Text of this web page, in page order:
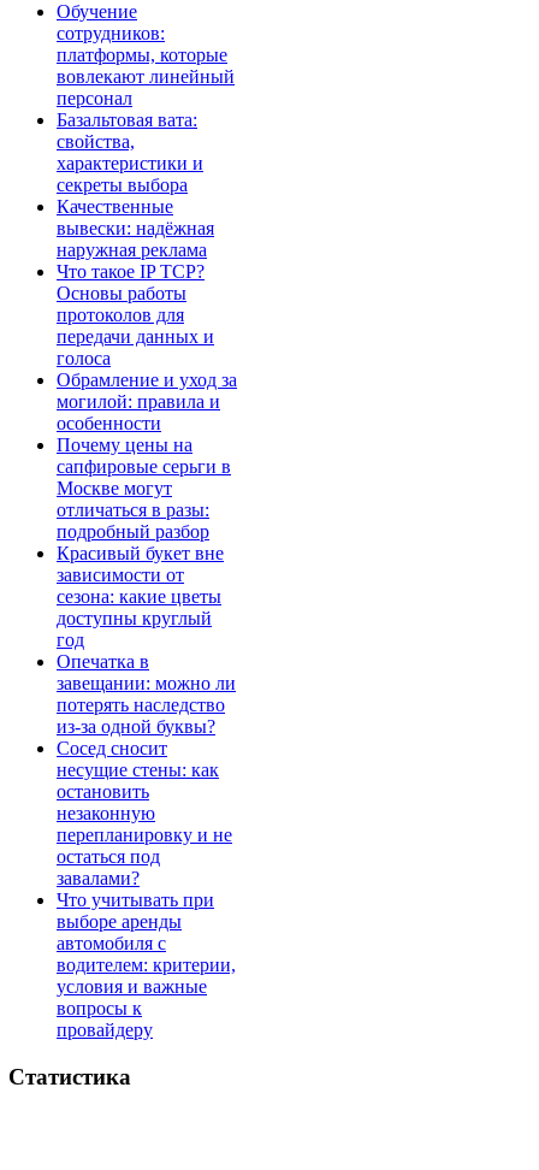
Обучение
сотрудников:
платформы, которые
вовлекают линейный
персонал
Базальтовая вата:
свойства,
характеристики и
секреты выбора
Качественные
вывески: надёжная
наружная реклама
Что такое IP TCP?
Основы работы
протоколов для
передачи данных и
голоса
Обрамление и уход за
могилой: правила и
особенности
Почему цены на
сапфировые серьги в
Москве могут
отличаться в разы:
подробный разбор
Красивый букет вне
зависимости от
сезона: какие цветы
доступны круглый
год
Опечатка в
завещании: можно ли
потерять наследство
из-за одной буквы?
Сосед сносит
несущие стены: как
остановить
незаконную
перепланировку и не
остаться под
завалами?
Что учитывать при
выборе аренды
автомобиля с
водителем: критерии,
условия и важные
вопросы к
провайдеру
Статистика